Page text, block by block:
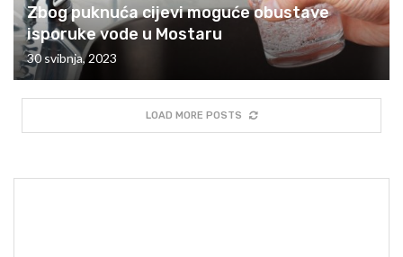
Zbog puknuća cijevi moguće obustave
isporuke vode u Mostaru
30 svibnja, 2023
LOAD MORE POSTS